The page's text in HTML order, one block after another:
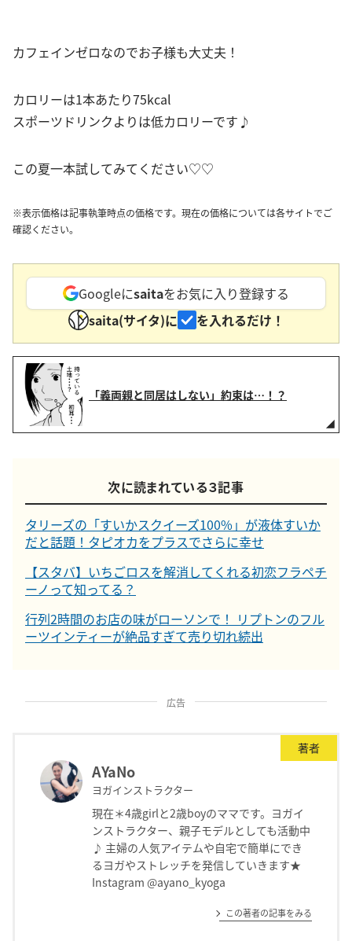
カフェインゼロなのでお子様も大丈夫！
カロリーは1本あたり75kcal
スポーツドリンクよりは低カロリーです♪
この夏一本試してみてください♡♡
※表示価格は記事執筆時点の価格です。現在の価格については各サイトでご
確認ください。
Googleにsaitaをお気に入り登録する
saita(サイタ)に
を入れるだけ！
「義両親と同居はしない」約束は…！？
次に読まれている３記事
タリーズの「すいかスクイーズ100%」が液体すいか
だと話題！タピオカをプラスでさらに幸せ
【スタバ】いちごロスを解消してくれる初恋フラペチ
ーノって知ってる？
行列2時間のお店の味がローソンで！ リプトンのフル
ーツインティーが絶品すぎて売り切れ続出
広告
著者
AYaNo
ヨガインストラクター
現在＊4歳girlと2歳boyのママです。ヨガイ
ンストラクター、親子モデルとしても活動中
♪ 主婦の人気アイテムや自宅で簡単にでき
るヨガやストレッチを発信していきます★
Instagram @ayano_kyoga
この著者の記事をみる